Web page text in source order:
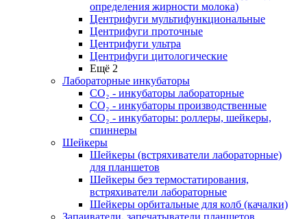
определения жирности молока)
Центрифуги мультифункциональные
Центрифуги проточные
Центрифуги ультра
Центрифуги цитологические
Ещё 2
Лабораторные инкубаторы
СО₂ - инкубаторы лабораторные
СО₂ - инкубаторы производственные
СО₂ - инкубаторы: роллеры, шейкеры,
спиннеры
Шейкеры
Шейкеры (встряхиватели лабораторные)
для планшетов
Шейкеры без термостатирования,
встряхиватели лабораторные
Шейкеры орбитальные для колб (качалки)
Запаиватели, запечатыватели планшетов